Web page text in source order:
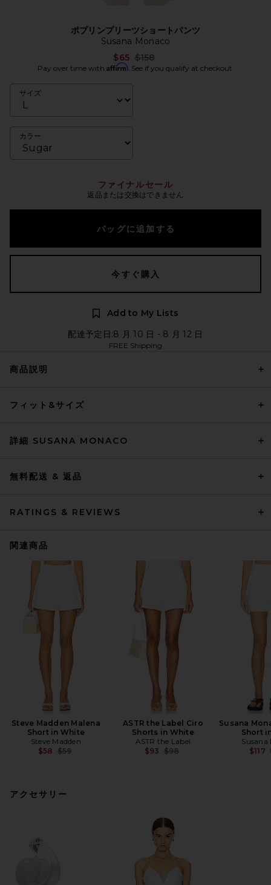
ポプリンプリーツショートパンツ
Susana Monaco
$65 Previous price:
$158
Pay over time with Affirm. See if you qualify at checkout.
サイズ
カラー
ファイナルセール
返品または交換はできません
バッグに追加する
今すぐ購入
Add to My Lists
配達予定日:8 月 10 日 - 8 月 12 日
FREE Shipping
商品説明
フィット&サイズ
詳細 SUSANA MONACO
無料配送 & 返品
RATINGS & REVIEWS
関連商品
Steve Madden Malena
Short in White
Steve Madden
$58 Previous price:
$59
ASTR the Label Ciro
Shorts in White
ASTR the Label
$93 Previous price:
$98
Susana
Short
Susana
$117
アクセサリー